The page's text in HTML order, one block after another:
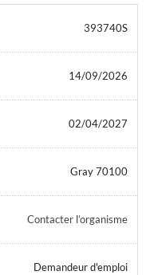
393740S
14/09/2026
02/04/2027
Gray 70100
Contacter l’organisme
Demandeur d'emploi